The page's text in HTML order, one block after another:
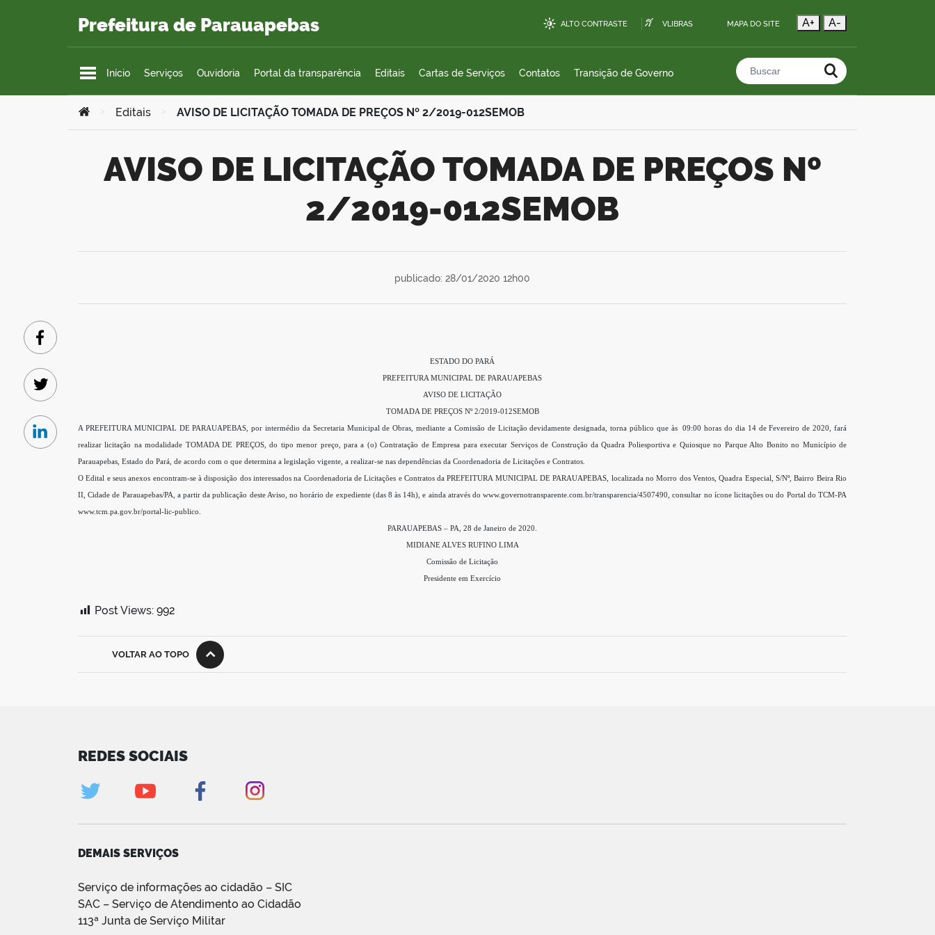
Prefeitura de Parauapebas ALTO CONTRASTE VLIBRAS MAPA DO SITE A+ A-
Início Serviços Ouvidoria Portal da transparência Editais Cartas de Serviços Contatos Transição de Governo Buscar no portal
Você está aqui:
Editais AVISO DE LICITAÇÃO TOMADA DE PREÇOS Nº 2/2019-012SEMOB
AVISO DE LICITAÇÃO TOMADA DE PREÇOS Nº
2/2019-012SEMOB
publicado: 28/01/2020 12h00
ESTADO DO PARÁ
PREFEITURA MUNICIPAL DE PARAUAPEBAS
AVISO DE LICITAÇÃO
TOMADA DE PREÇOS Nº 2/2019-012SEMOB
A PREFEITURA MUNICIPAL DE PARAUAPEBAS, por intermédio da Secretaria Municipal de Obras, mediante a Comissão de Licitação devidamente designada, torna público que às 09:00 horas do dia 14 de Fevereiro de 2020, fará
realizar licitação na modalidade TOMADA DE PREÇOS, do tipo menor preço, para a (o) Contratação de Empresa para executar Serviços de Construção da Quadra Poliesportiva e Quiosque no Parque Alto Bonito no Município de
Parauapebas, Estado do Pará, de acordo com o que determina a legislação vigente, a realizar-se nas dependências da Coordenadoria de Licitações e Contratos.
O Edital e seus anexos encontram-se à disposição dos interessados na Coordenadoria de Licitações e Contratos da PREFEITURA MUNICIPAL DE PARAUAPEBAS, localizada no Morro dos Ventos, Quadra Especial, S/Nº, Bairro Beira Rio
II, Cidade de Parauapebas/PA, a partir da publicação deste Aviso, no horário de expediente (das 8 às 14h), e ainda através do www.governotransparente.com.br/transparencia/4507490, consultar no ícone licitações ou do Portal do TCM-PA
www.tcm.pa.gov.br/portal-lic-publico.
PARAUAPEBAS – PA, 28 de Janeiro de 2020.
MIDIANE ALVES RUFINO LIMA
Comissão de Licitação
Presidente em Exercício
Facebook
Twitter
Linkedin
Post Views: 992
VOLTAR AO TOPO
REDES SOCIAIS
DEMAIS SERVIÇOS
Serviço de informações ao cidadão – SIC
SAC – Serviço de Atendimento ao Cidadão
113ª Junta de Serviço Militar